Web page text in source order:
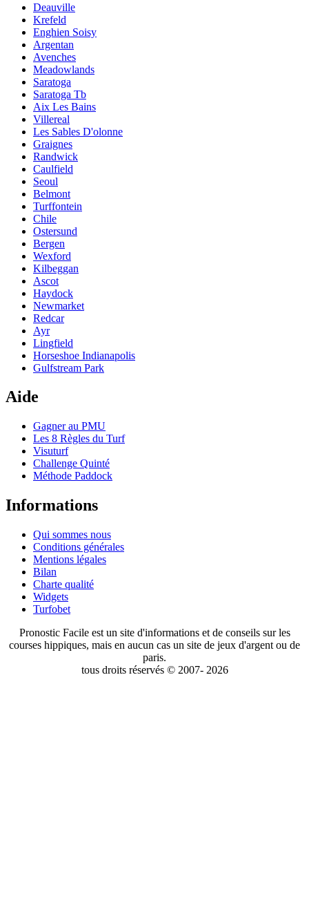
Deauville
Krefeld
Enghien Soisy
Argentan
Avenches
Meadowlands
Saratoga
Saratoga Tb
Aix Les Bains
Villereal
Les Sables D'olonne
Graignes
Randwick
Caulfield
Seoul
Belmont
Turffontein
Chile
Ostersund
Bergen
Wexford
Kilbeggan
Ascot
Haydock
Newmarket
Redcar
Ayr
Lingfield
Horseshoe Indianapolis
Gulfstream Park
Aide
Gagner au PMU
Les 8 Règles du Turf
Visuturf
Challenge Quinté
Méthode Paddock
Informations
Qui sommes nous
Conditions générales
Mentions légales
Bilan
Charte qualité
Widgets
Turfobet
Pronostic Facile est un site d'informations et de conseils sur les
courses hippiques, mais en aucun cas un site de jeux d'argent ou de
paris.
tous droits réservés © 2007- 2026